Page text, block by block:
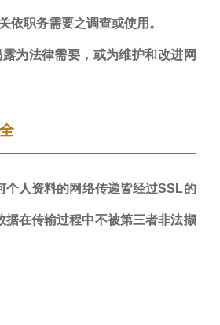
依职务需要之调查或使用。
为法律需要，或为维护和改进网
个人资料的网络传递皆经过SSL的
据在传输过程中不被第三者非法撷